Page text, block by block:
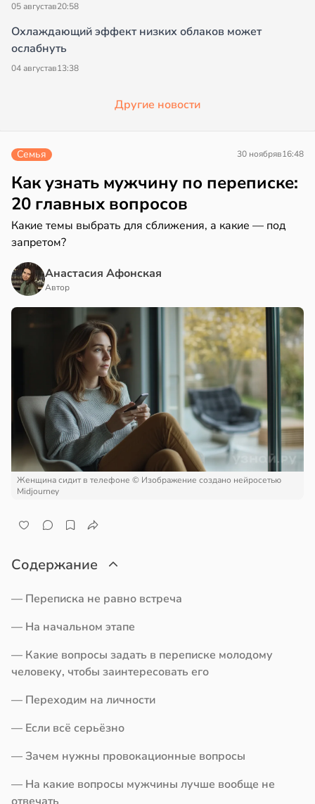
05 августав20:58
Охлаждающий эффект низких облаков может
ослабнуть
04 августав13:38
Другие новости
Семья 30 ноябряв16:48
Как узнать мужчину по переписке:
20 главных вопросов
Какие темы выбрать для сближения, а какие — под
запретом?
Анастасия Афонская
Автор
Женщина сидит в телефоне © Изображение создано нейросетью
Midjourney
Содержание
— Переписка не равно встреча
— На начальном этапе
— Какие вопросы задать в переписке молодому
человеку, чтобы заинтересовать его
— Переходим на личности
— Если всё серьёзно
— Зачем нужны провокационные вопросы
— На какие вопросы мужчины лучше вообще не